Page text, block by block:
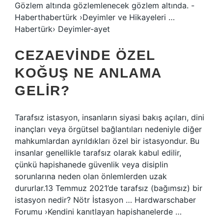
Gözlem altında gözlemlenecek gözlem altında. -
Haberthabertürk ›Deyimler ve Hikayeleri …
Habertürk› Deyimler-ayet
CEZAEVINDE ÖZEL
KOĞUŞ NE ANLAMA
GELIR?
Tarafsız istasyon, insanların siyasi bakış açıları, dini
inançları veya örgütsel bağlantıları nedeniyle diğer
mahkumlardan ayrıldıkları özel bir istasyondur. Bu
insanlar genellikle tarafsız olarak kabul edilir,
çünkü hapishanede güvenlik veya disiplin
sorunlarına neden olan önlemlerden uzak
dururlar.13 Temmuz 2021’de tarafsız (bağımsız) bir
istasyon nedir? Nötr İstasyon … Hardwarschaber
Forumu ›Kendini kanıtlayan hapishanelerde …